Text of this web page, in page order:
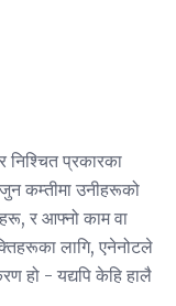
प्रकारका
कम्तीमा उनीहरूको
र आफ्नो काम वा
लागि, एनेनोटले
हो - यद्यपि केहि हालै